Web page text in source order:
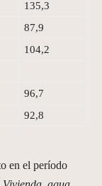
135,3
87,9
104,2
96,7
92,8
en el período